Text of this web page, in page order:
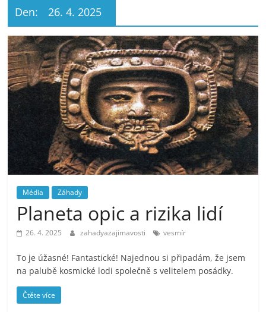
Den: 26. 4. 2025
Média Záhady
Planeta opic a rizika lidí
26. 4. 2025 zahadyazajimavosti vesmír
To je úžasné! Fantastické! Najednou si připadám, že jsem
na palubě kosmické lodi společně s velitelem posádky.
Čtěte více